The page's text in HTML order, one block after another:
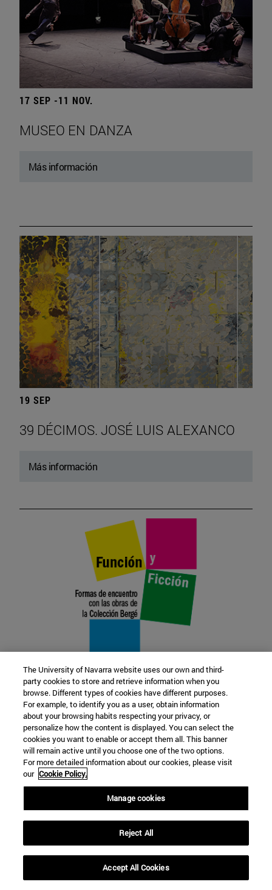
17 SEP -11 NOV.
MUSEO EN DANZA
Más información
19 SEP
39 DÉCIMOS. JOSÉ LUIS ALEXANCO
Más información
22 SEP
FUNCIÓN Y FICCIÓN. Varios artistas
Más información
The University of Navarra website uses our own and third-
party cookies to store and retrieve information when you
browse. Different types of cookies have different purposes.
For example, to identify you as a user, obtain information
about your browsing habits respecting your privacy, or
personalize how the content is displayed. You can select the
cookies you want to enable or accept them all. This banner
will remain active until you choose one of the two options.
For more detailed information about our cookies, please visit
our Cookie Policy.
Manage cookies
Reject All
Accept All Cookies